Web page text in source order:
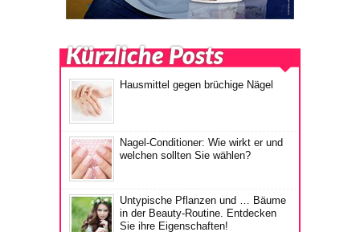
Kürzliche Posts
Hausmittel gegen brüchige Nägel
Nagel-Conditioner: Wie wirkt er und
welchen sollten Sie wählen?
Untypische Pflanzen und … Bäume
in der Beauty-Routine. Entdecken
Sie ihre Eigenschaften!